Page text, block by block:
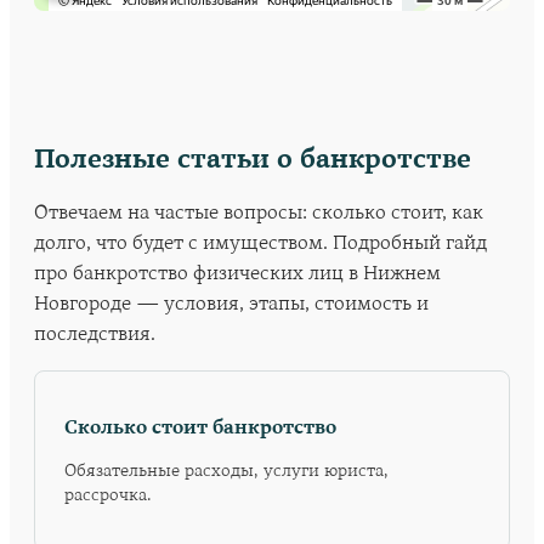
Полезные статьи о банкротстве
Отвечаем на частые вопросы: сколько стоит, как
долго, что будет с имуществом. Подробный гайд
про банкротство физических лиц в Нижнем
Новгороде — условия, этапы, стоимость и
последствия.
Сколько стоит банкротство
Обязательные расходы, услуги юриста,
рассрочка.